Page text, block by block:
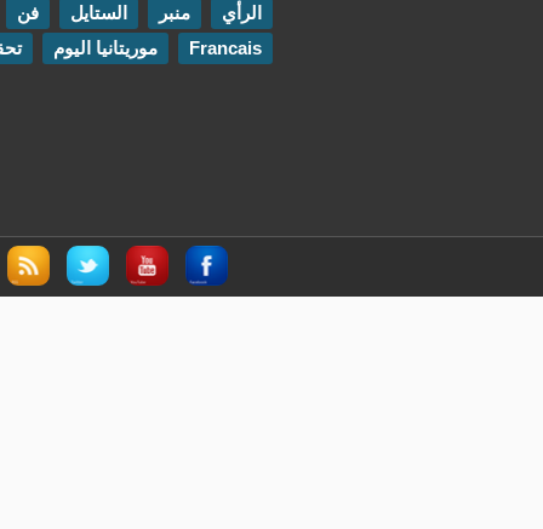
الستايل فن
اتصل بنا
موريتانيا اليوم تحقيقات